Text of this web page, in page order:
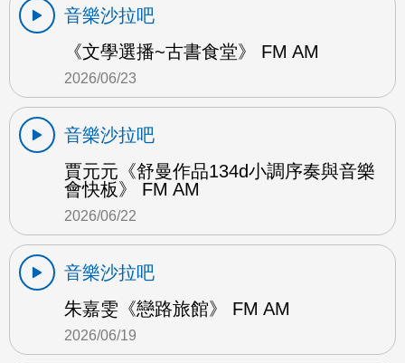
音樂沙拉吧
《文學選播~古書食堂》 FM AM
2026/06/23
音樂沙拉吧
賈元元《舒曼作品134d小調序奏與音樂
會快板》 FM AM
2026/06/22
音樂沙拉吧
朱嘉雯《戀路旅館》 FM AM
2026/06/19